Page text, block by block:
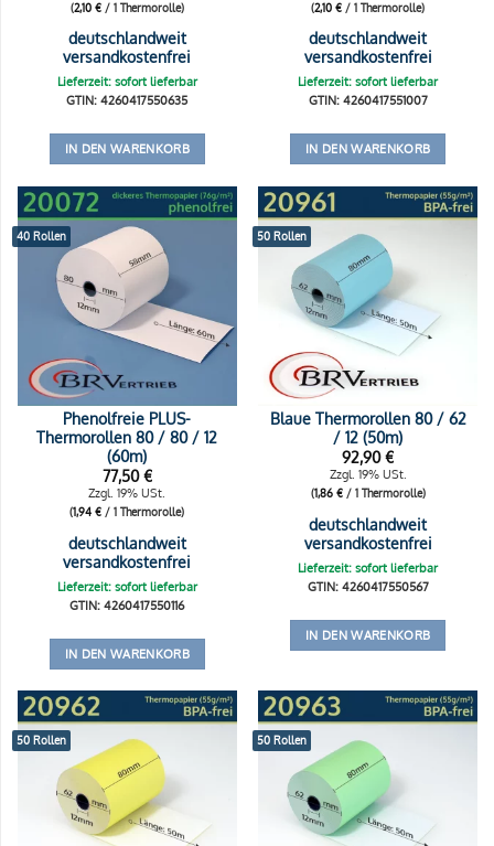
(2,10 €/ 1 Thermorolle)
deutschlandweit
versandkostenfrei
Lieferzeit: sofort lieferbar
GTIN: 4260417550635
IN DEN WARENKORB
(2,10€ / 1 Thermorolle)
deutschlandweit
versandkostenfrei
Lieferzeit: sofort lieferbar
GTIN: 4260417551007
IN DEN WARENKORB
40 Rollen
Phenolfreie PLUS-
Thermorollen 80 / 80 / 12
(60m)
77,50€
Zzgl. 19% USt.
(1,94€ / 1 Thermorolle)
deutschlandweit
versandkostenfrei
Lieferzeit: sofort lieferbar
GTIN: 4260417550116
IN DEN WARENKORB
50 Rollen
Blaue Thermorollen 80 / 62
/ 12 (50m)
92,90€
Zzgl. 19% USt.
(1,86 €/ 1 Thermorolle)
deutschlandweit
versandkostenfrei
Lieferzeit: sofort lieferbar
GTIN: 4260417550567
IN DEN WARENKORB
50 Rollen 50 Rollen